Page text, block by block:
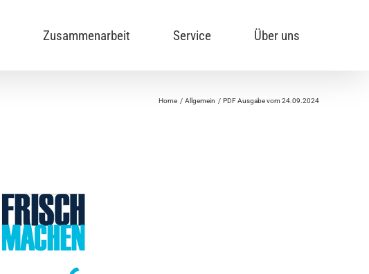
Zusammenarbeit Service Über uns
Home Allgemein PDF Ausgabe vom 24.09.2024